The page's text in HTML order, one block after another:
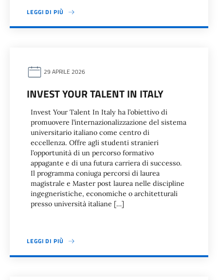
LEGGI DI PIÙ
29 APRILE 2026
INVEST YOUR TALENT IN ITALY
Invest Your Talent In Italy ha l’obiettivo di
promuovere l’internazionalizzazione del sistema
universitario italiano come centro di
eccellenza. Offre agli studenti stranieri
l’opportunità di un percorso formativo
appagante e di una futura carriera di successo.
Il programma coniuga percorsi di laurea
magistrale e Master post laurea nelle discipline
ingegneristiche, economiche o architetturali
presso università italiane […]
LEGGI DI PIÙ